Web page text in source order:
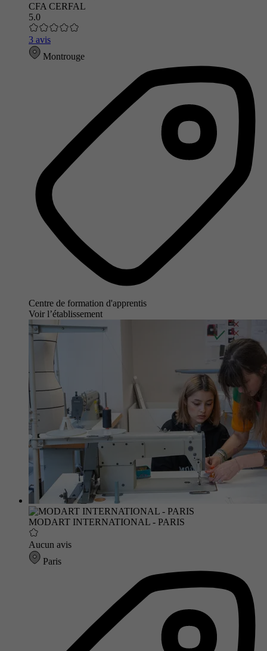
CFA CERFAL
5.0
3 avis
Montrouge
Centre de formation d'apprentis
Voir l’établissement
MODART INTERNATIONAL - PARIS
Aucun avis
Paris